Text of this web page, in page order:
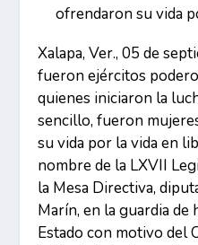
ofrendaron su vida
Xalapa, Ver., 05 de
fueron ejércitos
quienes iniciaron la
sencillo, fueron
su vida por la vida en
nombre de la LXVII
la Mesa Directiva,
Marín, en la guardia
Estado con motivo del